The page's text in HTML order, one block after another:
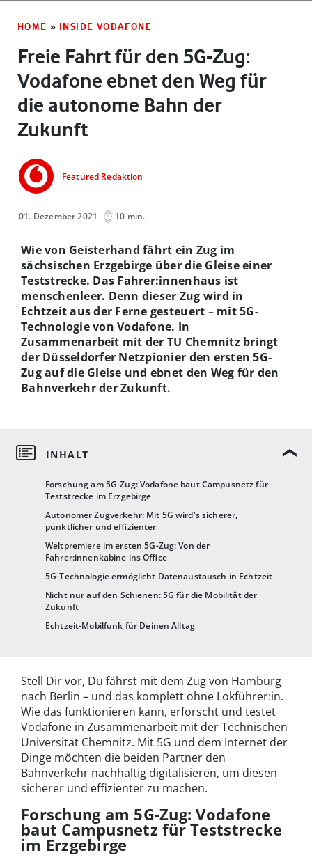
HOME » INSIDE VODAFONE
Freie Fahrt für den 5G-Zug:
Vodafone ebnet den Weg für
die autonome Bahn der
Zukunft
Featured Redaktion
01. Dezember 2021 10 min.
Forschung am 5G-Zug: Vodafone baut Campusnetz für
Teststrecke im Erzgebirge
Autonomer Zugverkehr: Mit 5G wird's sicherer,
pünktlicher und effizienter
Weltpremiere im ersten 5G-Zug: Von der
Fahrer:innenkabine ins Office
5G-Technologie ermöglicht Datenaustausch in Echtzeit
Nicht nur auf den Schienen: 5G für die Mobilität der
Zukunft
Echtzeit-Mobilfunk für Deinen Alltag
Wie von Geisterhand fährt ein Zug im
sächsischen Erzgebirge über die Gleise einer
Teststrecke. Das Fahrer:innenhaus ist
menschenleer. Denn dieser Zug wird in
Echtzeit aus der Ferne gesteuert – mit 5G-
Technologie von Vodafone. In
Zusammenarbeit mit der TU Chemnitz bringt
der Düsseldorfer Netzpionier den ersten 5G-
Zug auf die Gleise und ebnet den Weg für den
Bahnverkehr der Zukunft.
Stell Dir vor, Du fährst mit dem Zug von Hamburg
nach Berlin – und das komplett ohne Lokführer:in.
Wie das funktionieren kann, erforscht und testet
Vodafone in Zusammenarbeit mit der Technischen
Universität Chemnitz. Mit 5G und dem Internet der
Dinge möchten die beiden Partner den
Bahnverkehr nachhaltig digitalisieren, um diesen
sicherer und effizienter zu machen.
Forschung am 5G-Zug: Vodafone
baut Campusnetz für Teststrecke
im Erzgebirge